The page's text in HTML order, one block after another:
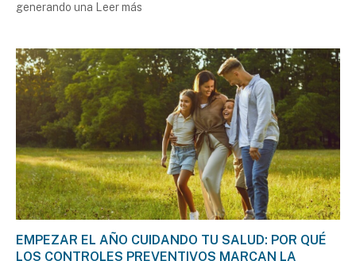
generando una
Leer más
EMPEZAR EL AÑO CUIDANDO TU SALUD: POR QUÉ
LOS CONTROLES PREVENTIVOS MARCAN LA